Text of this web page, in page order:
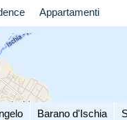
Appartamenti
Barano d'Ischia